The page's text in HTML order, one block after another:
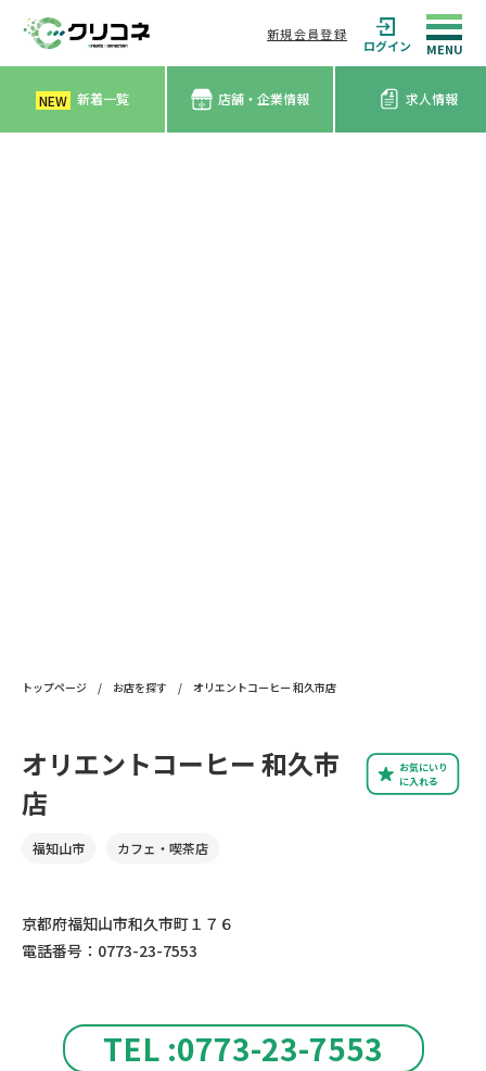
新規会員登録
ログイン
NEW 新着一覧 店舗・企業情報 求人情報
トップページ / お店を探す / オリエントコーヒー 和久市店
TEL :0773-23-7553
お気にいり
に入れる
オリエントコーヒー 和久市
店
福知山市 カフェ・喫茶店
京都府福知山市和久市町１７６
電話番号：0773-23-7553